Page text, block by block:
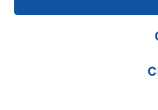
Contact :
© 2026 Invacare